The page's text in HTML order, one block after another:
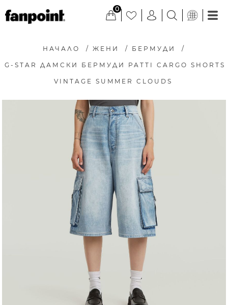
0
НАЧАЛО / ЖЕНИ / БЕРМУДИ /
G-STAR ДАМСКИ БЕРМУДИ PATTI CARGO SHORTS
VINTAGE SUMMER CLOUDS